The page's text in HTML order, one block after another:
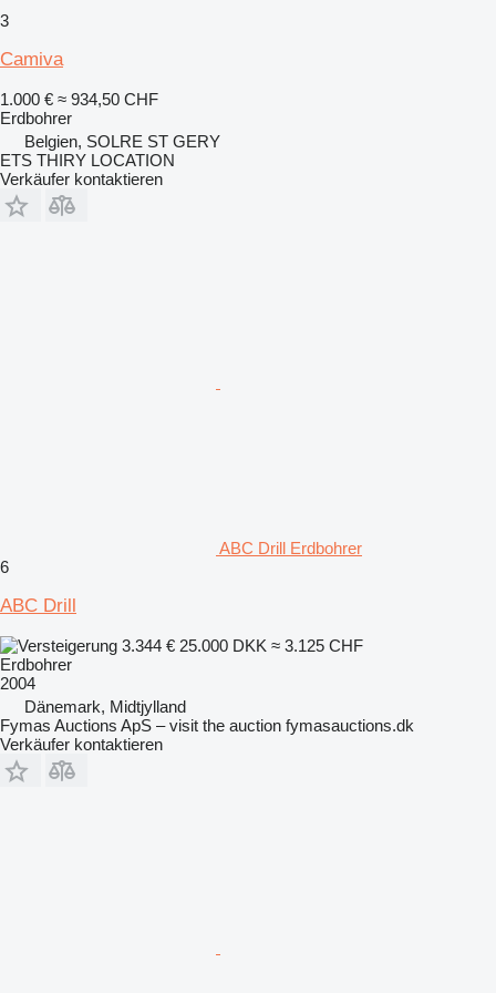
3
Camiva
1.000 € ≈ 934,50 CHF
Erdbohrer
Belgien, SOLRE ST GERY
ETS THIRY LOCATION
Verkäufer kontaktieren
ABC Drill Erdbohrer
6
ABC Drill
3.344 € 25.000 DKK ≈ 3.125 CHF
Erdbohrer
2004
Dänemark, Midtjylland
Fymas Auctions ApS – visit the auction fymasauctions.dk
Verkäufer kontaktieren